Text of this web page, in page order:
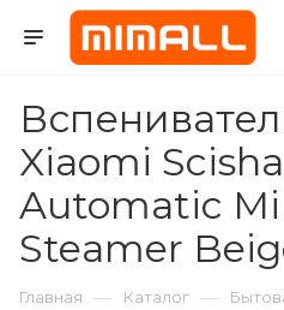
Xiaomi
Automatic
Steamer
Главная — Каталог —